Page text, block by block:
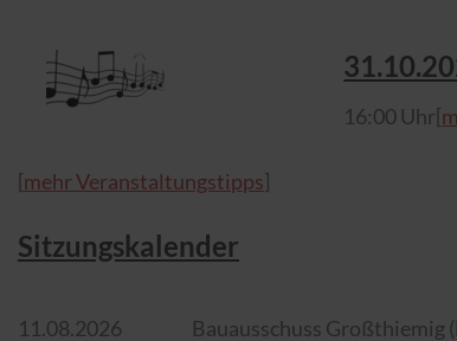
16:00 Uhr[
[mehr Veranstaltungstipps]
Sitzungskalender
11.​08.​2026
Bauausschuss Großthiemig